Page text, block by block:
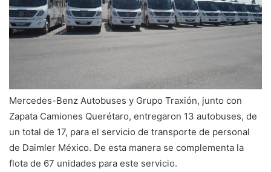
Mercedes-Benz Autobuses y Grupo Traxión, junto con
Zapata Camiones Querétaro, entregaron 13 autobuses, de
un total de 17, para el servicio de transporte de personal
de Daimler México. De esta manera se complementa la
flota de 67 unidades para este servicio.